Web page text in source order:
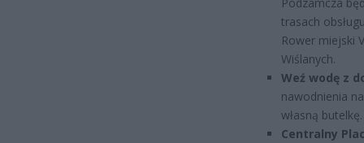
Podzamcza
trasach
Rower miejski
Wiślanych.
Weź wodę z
nawodnienia
własną
Centralny